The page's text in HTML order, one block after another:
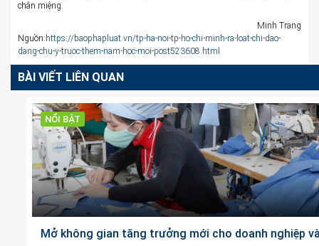
chân miệng.
Minh Trang
Nguồn: https://baophapluat.vn/tp-ha-noi-tp-ho-chi-minh-ra-loat-chi-dao-
dang-chu-y-truoc-them-nam-hoc-moi-post523608.html
BÀI VIẾT LIÊN QUAN
NỔI BẬT
Mở không gian tăng trưởng mới cho doanh nghiệp